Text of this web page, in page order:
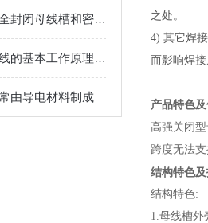
树脂浇注无外壳全封闭母线槽和密集型母线槽的差异
浇铸绝缘管型母线的基本工作原理解析
由导电材料制成
之处。
4) 其它焊
而影响焊
产品特色
高强关闭
跨度无法
结构特色
结构特色:
1.母线槽